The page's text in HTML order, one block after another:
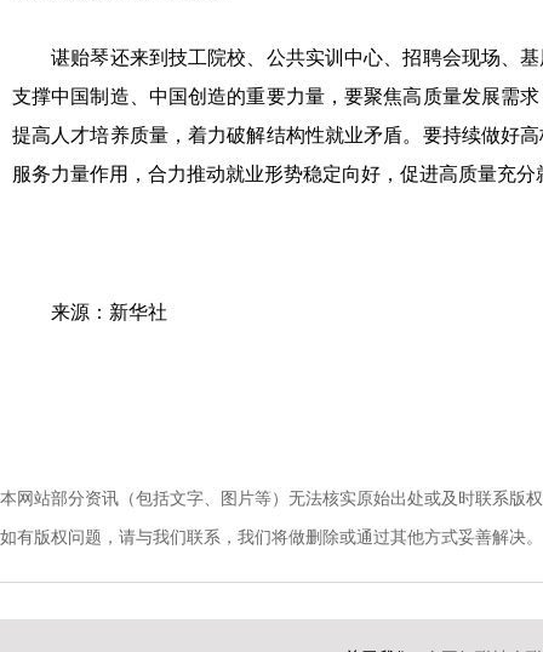
谌贻琴还来到技工院校、公共实训中心、招聘会现场、基
支撑中国制造、中国创造的重要力量，要聚焦高质量发展需
提高人才培养质量，着力破解结构性就业矛盾。要持续做好
服务力量作用，合力推动就业形势稳定向好，促进高质量充分
来源：新华社
本网站部分资讯（包括文字、图片等）无法核实原始出处或及时联系版
如有版权问题，请与我们联系，我们将做删除或通过其他方式妥善解决。